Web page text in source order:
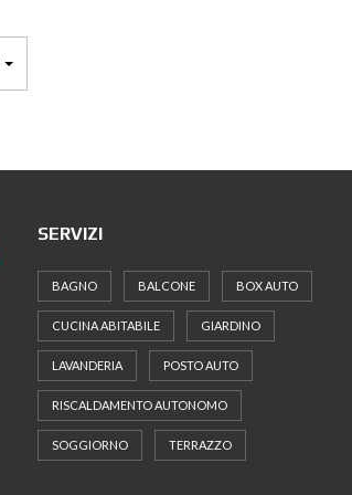
SERVIZI
BAGNO BALCONE BOX AUTO
CUCINA ABITABILE GIARDINO
LAVANDERIA POSTO AUTO
RISCALDAMENTO AUTONOMO
SOGGIORNO TERRAZZO